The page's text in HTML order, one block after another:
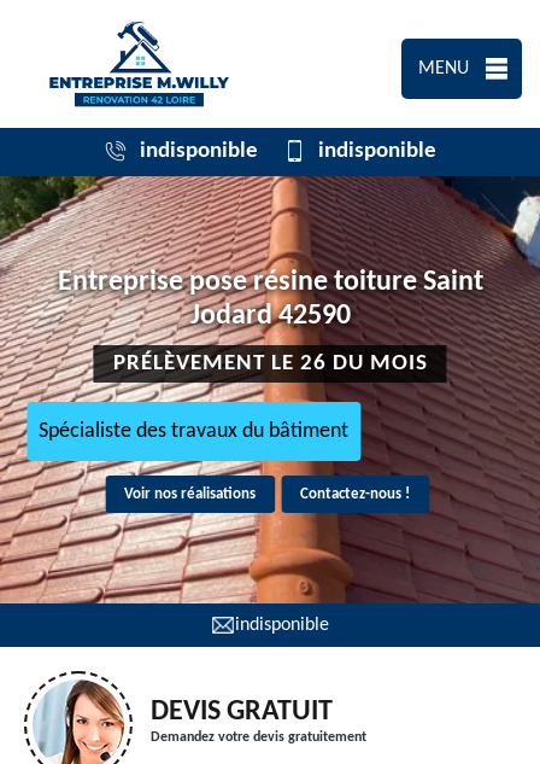
MENU
indisponible indisponible
Entreprise pose résine toiture Saint
Jodard 42590
PRÉLÈVEMENT LE 26 DU MOIS
Spécialiste des travaux du bâtiment
Voir nos réalisations Contactez-nous !
indisponible
DEVIS GRATUIT
Demandez votre devis gratuitement